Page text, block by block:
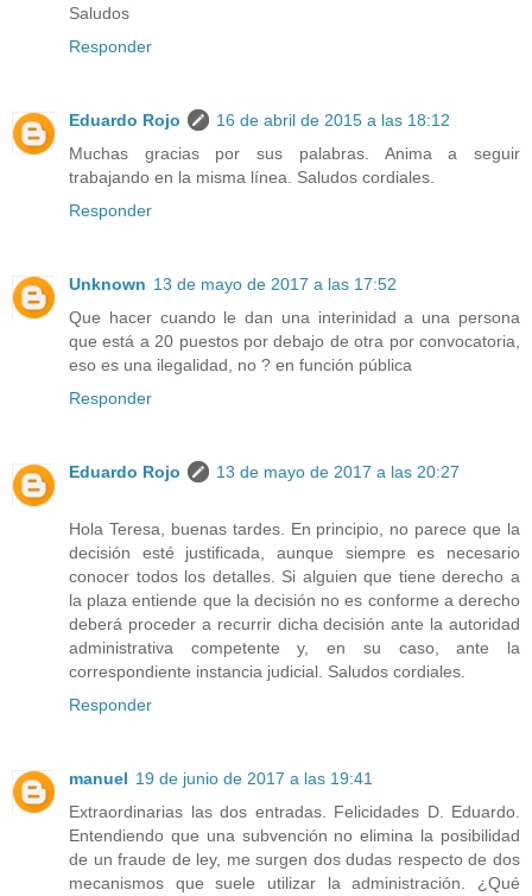
Saludos
Responder
Eduardo Rojo
16 de abril de 2015 a las 18:12
Muchas gracias por sus palabras. Anima a seguir
trabajando en la misma línea. Saludos cordiales.
Responder
Unknown 13 de mayo de 2017 a las 17:52
Que hacer cuando le dan una interinidad a una persona
que está a 20 puestos por debajo de otra por convocatoria,
eso es una ilegalidad, no ? en función pública
Responder
Eduardo Rojo 13 de mayo de 2017 a las 20:27
Hola Teresa, buenas tardes. En principio, no parece que la
decisión esté justificada, aunque siempre es necesario
conocer todos los detalles. Si alguien que tiene derecho a
la plaza entiende que la decisión no es conforme a derecho
deberá proceder a recurrir dicha decisión ante la autoridad
administrativa competente y, en su caso, ante la
correspondiente instancia judicial. Saludos cordiales.
Responder
manuel 19 de junio de 2017 a las 19:41
Extraordinarias las dos entradas. Felicidades D. Eduardo.
Entendiendo que una subvención no elimina la posibilidad
de un fraude de ley, me surgen dos dudas respecto de dos
mecanismos que suele utilizar la administración. ¿Qué